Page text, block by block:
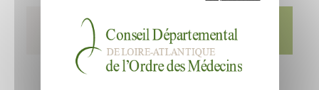
17 février 2022
Pluvinage